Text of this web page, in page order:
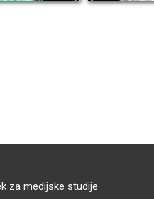
za medijske studije